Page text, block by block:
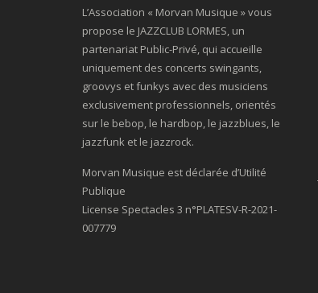
L’Association « Morvan Musique » vous
propose le JAZZCLUB LORMES, un
partenariat Public-Privé, qui accueille
uniquement des concerts swingants,
groovys et funkys avec des musiciens
exclusivement professionnels, orientés
sur le bebop, le hardbop, le jazzblues, le
jazzfunk et le jazzrock.
Morvan Musique est déclarée d’Utilité
Publique
License Spectacles 3 n°PLATESV-R-2021-
007779